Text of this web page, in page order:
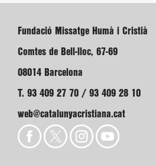
Fundació Missatge Humà i Cristià
Comtes de Bell-lloc, 67-69
08014 Barcelona
T. 93 409 27 70 / 93 409 28 10
web@catalunyacristiana.cat